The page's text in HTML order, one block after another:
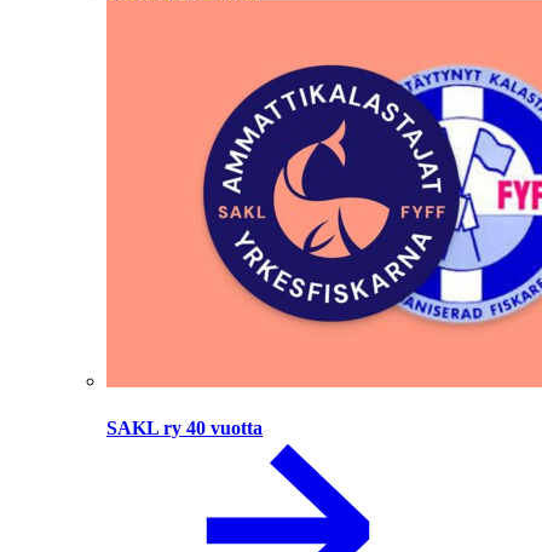
SAKL ry 40 vuotta